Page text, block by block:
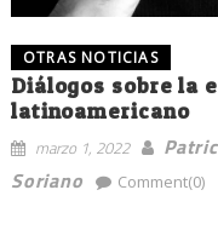
OTRAS NOTICIAS
Diálogos sobre la
latinoamericano
marzo 1, 2022
Soriano
Comment(0)